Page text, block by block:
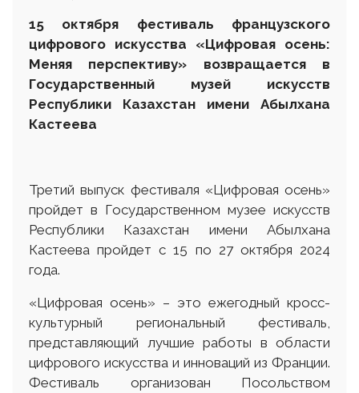
15 октября фестиваль французского
цифрового искусства «Цифровая осень:
Меняя перспективу» возвращается в
Государственный музей искусств
Республики Казахстан имени Абылхана
Кастеева
Третий выпуск фестиваля «Цифровая осень»
пройдет в Государственном музее искусств
Республики Казахстан имени Абылхана
Кастеева пройдет с 15 по 27 октября 2024
года.
«Цифровая осень» – это ежегодный кросс-
культурный региональный фестиваль,
представляющий лучшие работы в области
цифрового искусства и инноваций из Франции.
Фестиваль организован Посольством